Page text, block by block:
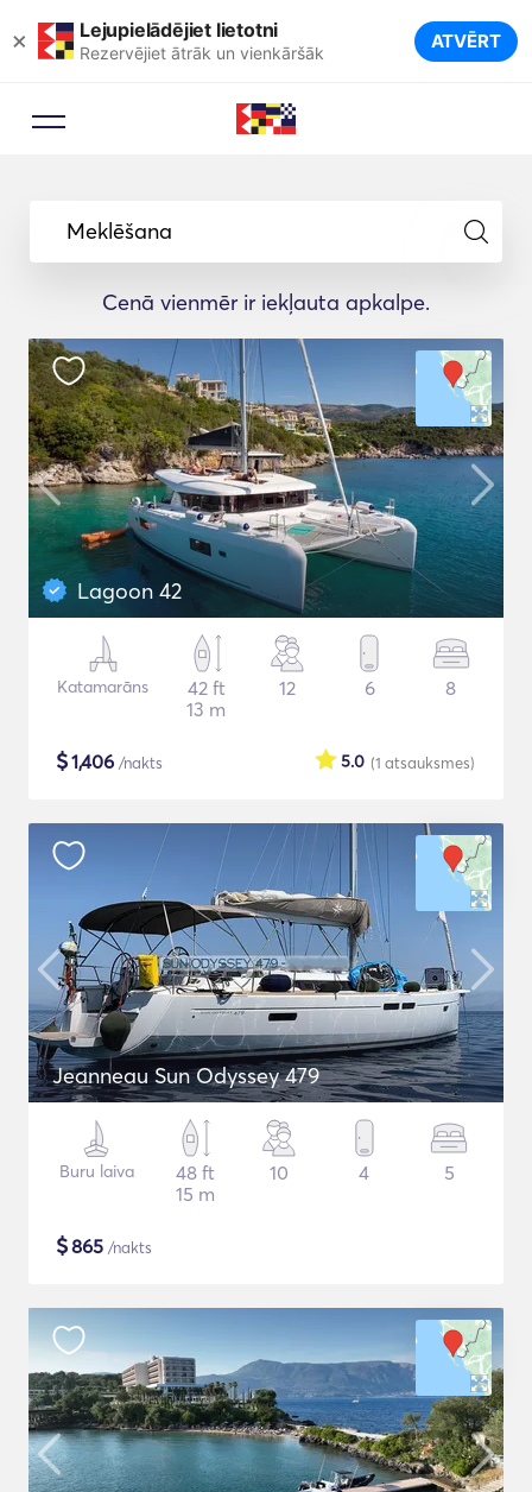
× Lejupielādējiet lietotni
Rezervējiet ātrāk un vienkāršāk ATVĒRT
Meklēšana
Cenā vienmēr ir iekļauta apkalpe.
Lagoon 42
Katamarāns
42 ft
13 m
12 6 8
$1,406 /nakts (1 atsauksmes)
5.0
Jeanneau Sun Odyssey 479
Buru laiva
48 ft
15 m
10 4 5
$865 /nakts